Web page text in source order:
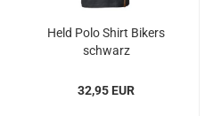
Held Polo Shirt Bikers
schwarz
32,95 EUR